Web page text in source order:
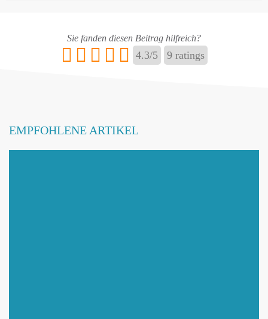
E-Mail*
Sie fanden diesen Beitrag hilfreich?
4.3/5 9ratings
EMPFOHLENE ARTIKEL